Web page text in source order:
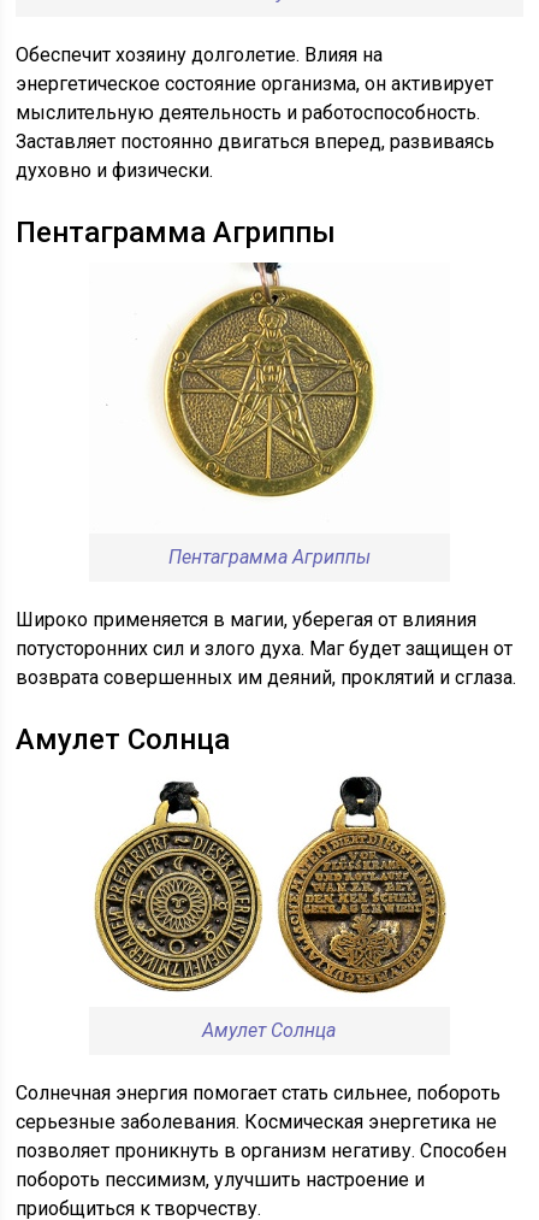
Обеспечит хозяину долголетие. Влияя на
энергетическое состояние организма, он активирует
мыслительную деятельность и работоспособность.
Заставляет постоянно двигаться вперед, развиваясь
духовно и физически.
Пентаграмма Агриппы
Пентаграмма Агриппы
Широко применяется в магии, уберегая от влияния
потусторонних сил и злого духа. Маг будет защищен от
возврата совершенных им деяний, проклятий и сглаза.
Амулет Солнца
Амулет Солнца
Солнечная энергия помогает стать сильнее, побороть
серьезные заболевания. Космическая энергетика не
позволяет проникнуть в организм негативу. Способен
побороть пессимизм, улучшить настроение и
приобщиться к творчеству.